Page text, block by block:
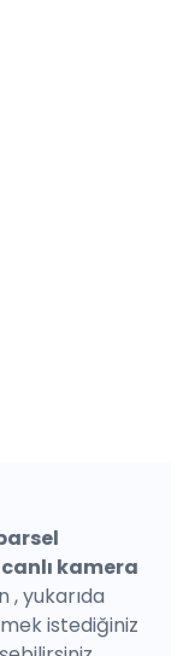
kamera
, yukarıda
istediğiniz